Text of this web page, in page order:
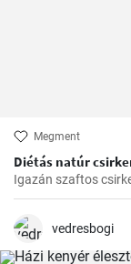
Megment
Diétás natúr
Igazán szaftos
vedresbogi